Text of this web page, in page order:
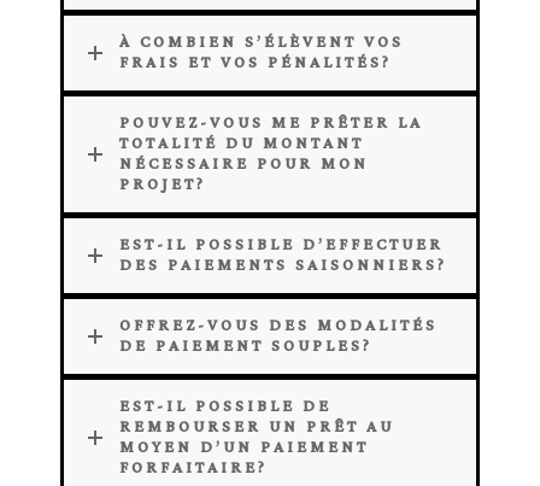
À COMBIEN S’ÉLÈVENT VOS
FRAIS ET VOS PÉNALITÉS?
POUVEZ-VOUS ME PRÊTER LA
TOTALITÉ DU MONTANT
NÉCESSAIRE POUR MON
PROJET?
EST-IL POSSIBLE D’EFFECTUER
DES PAIEMENTS SAISONNIERS?
OFFREZ-VOUS DES MODALITÉS
DE PAIEMENT SOUPLES?
EST-IL POSSIBLE DE
REMBOURSER UN PRÊT AU
MOYEN D’UN PAIEMENT
FORFAITAIRE?